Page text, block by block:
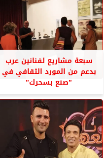
سبعة مشاريع لفنانين عرب
بدعم من المورد الثقافي في
”صنع بسحرك”